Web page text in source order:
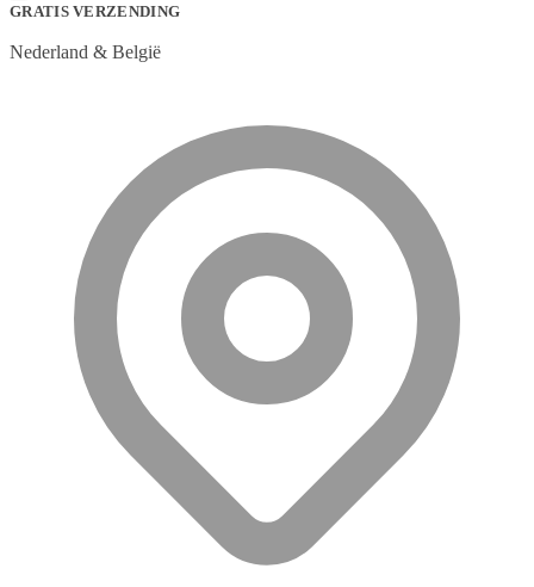
GRATIS VERZENDING
Nederland & België